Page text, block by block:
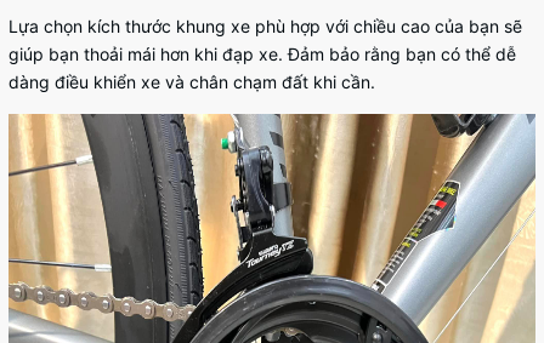
Lựa chọn kích thước khung xe phù hợp với chiều cao của bạn sẽ
giúp bạn thoải mái hơn khi đạp xe. Đảm bảo rằng bạn có thể dễ
dàng điều khiển xe và chân chạm đất khi cần.